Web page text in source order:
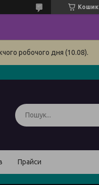
Кошик
робочого дня (10.08).
Прайси